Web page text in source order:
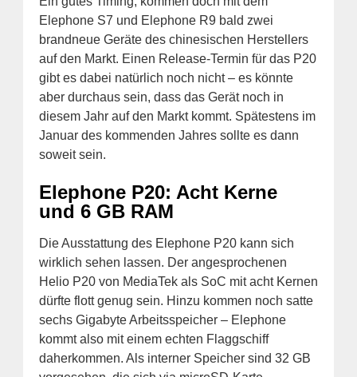
Elephone S7 und Elephone R9 bald zwei
brandneue Geräte des chinesischen Herstellers
auf den Markt. Einen Release-Termin für das P20
gibt es dabei natürlich noch nicht – es könnte
aber durchaus sein, dass das Gerät noch in
diesem Jahr auf den Markt kommt. Spätestens im
Januar des kommenden Jahres sollte es dann
soweit sein.
Elephone P20: Acht Kerne
und 6 GB RAM
Die Ausstattung des Elephone P20 kann sich
wirklich sehen lassen. Der angesprochenen
Helio P20 von MediaTek als SoC mit acht Kernen
dürfte flott genug sein. Hinzu kommen noch satte
sechs Gigabyte Arbeitsspeicher – Elephone
kommt also mit einem echten Flaggschiff
daherkommen. Als interner Speicher sind 32 GB